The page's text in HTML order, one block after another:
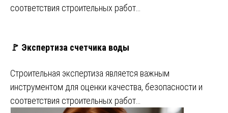
соответствия строительных работ…
🚩 Экспертиза счетчика воды
Строительная экспертиза является важным
инструментом для оценки качества, безопасности и
соответствия строительных работ…